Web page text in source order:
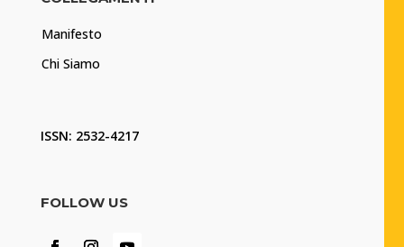
Manifesto
Chi Siamo
ISSN: 2532-4217
FOLLOW US